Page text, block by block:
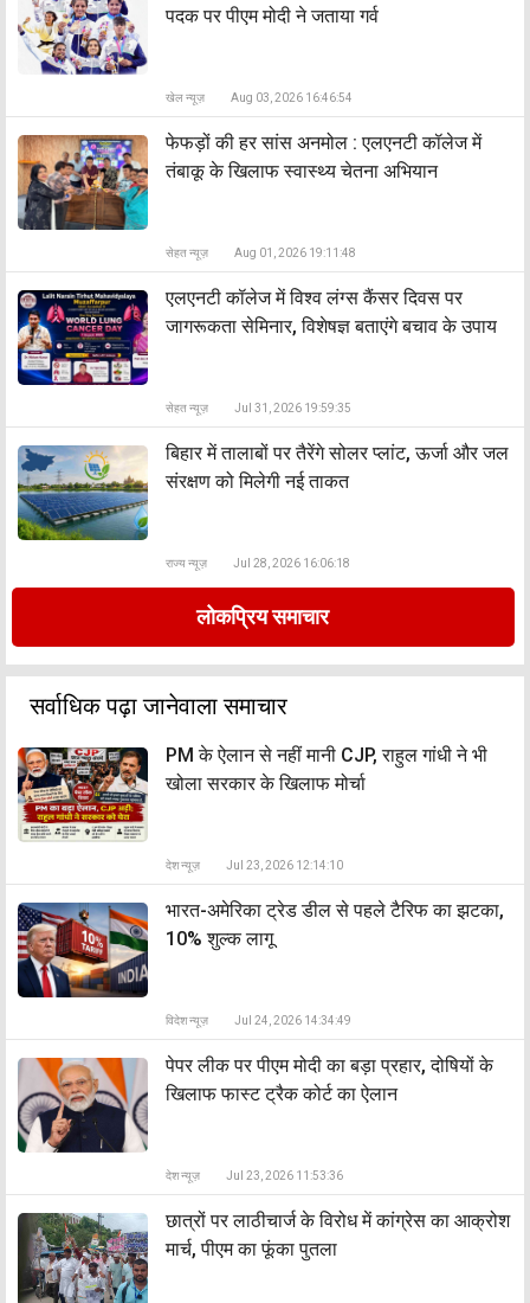
पदक पर पीएम मोदी ने जताया गर्व
खेल न्यूज़ Aug 03, 2026 16:46:54
फेफड़ों की हर सांस अनमोल : एलएनटी कॉलेज में
तंबाकू के खिलाफ स्वास्थ्य चेतना अभियान
सेहत न्यूज़ Aug 01, 2026 19:11:48
एलएनटी कॉलेज में विश्व लंग्स कैंसर दिवस पर
जागरूकता सेमिनार, विशेषज्ञ बताएंगे बचाव के उपाय
सेहत न्यूज़ Jul 31, 2026 19:59:35
बिहार में तालाबों पर तैरेंगे सोलर प्लांट, ऊर्जा और जल
संरक्षण को मिलेगी नई ताकत
राज्य न्यूज़ Jul 28, 2026 16:06:18
लोकप्रिय समाचार
सर्वाधिक पढ़ा जानेवाला समाचार
PM के ऐलान से नहीं मानी CJP, राहुल गांधी ने भी
खोला सरकार के खिलाफ मोर्चा
देश न्यूज़ Jul 23, 2026 12:14:10
भारत-अमेरिका ट्रेड डील से पहले टैरिफ का झटका,
10% शुल्क लागू
विदेश न्यूज़ Jul 24, 2026 14:34:49
पेपर लीक पर पीएम मोदी का बड़ा प्रहार, दोषियों के
खिलाफ फास्ट ट्रैक कोर्ट का ऐलान
देश न्यूज़ Jul 23, 2026 11:53:36
छात्रों पर लाठीचार्ज के विरोध में कांग्रेस का आक्रोश
मार्च, पीएम का फूंका पुतला